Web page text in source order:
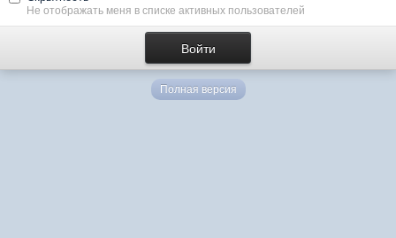
Не отображать меня в списке активных пользователей
Полная версия